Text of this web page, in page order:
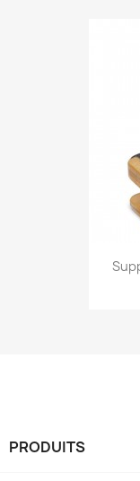
PRODUITS